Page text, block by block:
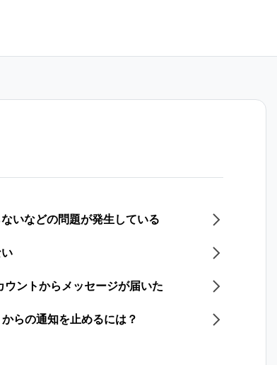
いなどの問題が発生している
ントからメッセージが届いた
らの通知を止めるには？